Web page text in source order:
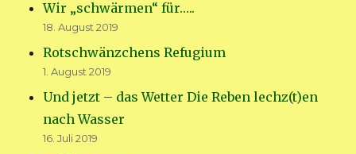
Wir „schwärmen“ für…..
18. August 2019
Rotschwänzchens Refugium
1. August 2019
Und jetzt – das Wetter Die Reben lechz(t)en
nach Wasser
16. Juli 2019